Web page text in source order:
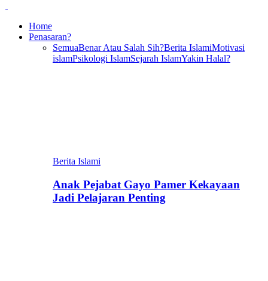
Home
Penasaran?
SemuaBenar Atau Salah Sih?Berita IslamiMotivasi
islamPsikologi IslamSejarah IslamYakin Halal?
Berita Islami
Anak Pejabat Gayo Pamer Kekayaan
Jadi Pelajaran Penting